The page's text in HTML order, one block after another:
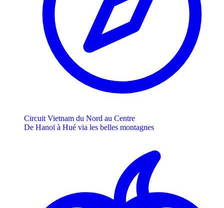
Circuit Vietnam du Nord au Centre
De Hanoï à Hué via les belles montagnes